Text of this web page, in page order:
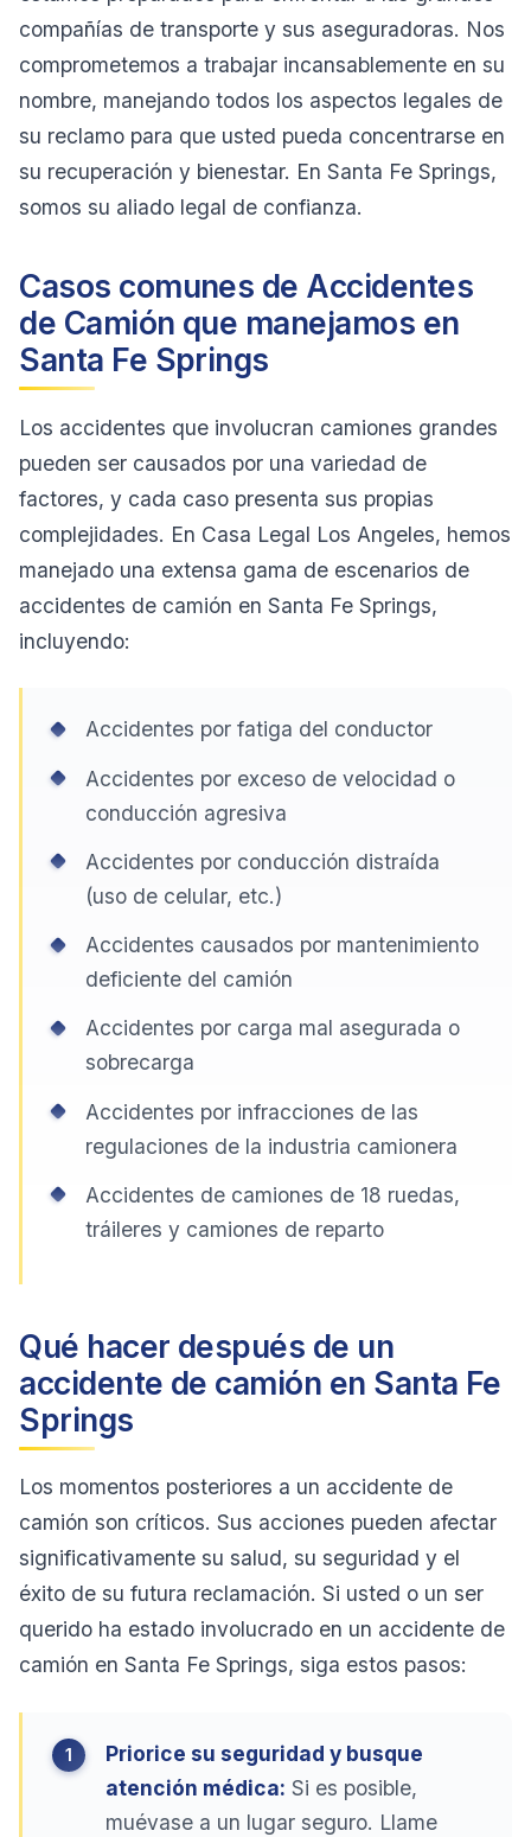
compañías de transporte y sus aseguradoras. Nos
comprometemos a trabajar incansablemente en su
nombre, manejando todos los aspectos legales de
su reclamo para que usted pueda concentrarse en
su recuperación y bienestar. En Santa Fe Springs,
somos su aliado legal de confianza.
Casos comunes de Accidentes
de Camión que manejamos en
Santa Fe Springs
Los accidentes que involucran camiones grandes
pueden ser causados por una variedad de
factores, y cada caso presenta sus propias
complejidades. En Casa Legal Los Angeles, hemos
manejado una extensa gama de escenarios de
accidentes de camión en Santa Fe Springs,
incluyendo:
Accidentes por fatiga del conductor
Accidentes por exceso de velocidad o
conducción agresiva
Accidentes por conducción distraída
(uso de celular, etc.)
Accidentes causados por mantenimiento
deficiente del camión
Accidentes por carga mal asegurada o
sobrecarga
Accidentes por infracciones de las
regulaciones de la industria camionera
Accidentes de camiones de 18 ruedas,
tráileres y camiones de reparto
Qué hacer después de un
accidente de camión en Santa Fe
Springs
Los momentos posteriores a un accidente de
camión son críticos. Sus acciones pueden afectar
significativamente su salud, su seguridad y el
éxito de su futura reclamación. Si usted o un ser
querido ha estado involucrado en un accidente de
camión en Santa Fe Springs, siga estos pasos:
Priorice su seguridad y busque
atención médica: Si es posible,
muévase a un lugar seguro. Llame